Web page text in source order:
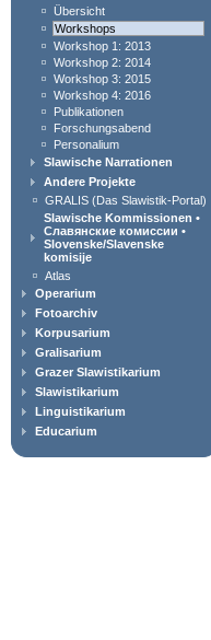
Übersicht
Workshops
Workshop 1: 2013
Workshop 2: 2014
Workshop 3: 2015
Workshop 4: 2016
Publikationen
Forschungsabend
Personalium
Slawische Narrationen
Andere Projekte
GRALIS (Das Slawistik-Portal)
Slawische Kommissionen •
Славянские комиссии •
Slovenske/Slavenske
komisije
Atlas
Operarium
Fotoarchiv
Korpusarium
Gralisarium
Grazer Slawistikarium
Slawistikarium
Linguistikarium
Educarium